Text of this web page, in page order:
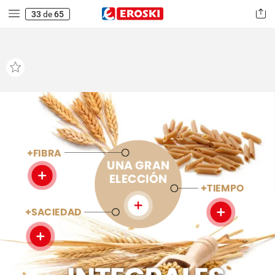
33 de65
UNAGRAN
ELECCIÓN
+TIEMPO
+FIBRA
+SACIEDAD